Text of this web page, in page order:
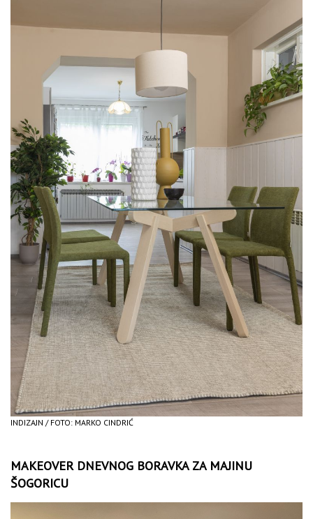
INDIZAJN / FOTO: MARKO CINDRIĆ
MAKEOVER DNEVNOG BORAVKA ZA MAJINU
ŠOGORICU